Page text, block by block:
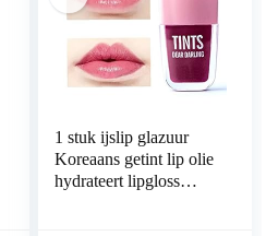
1 stuk ijslip glazuur
Koreaans getint lip olie
hydrateert lipgloss